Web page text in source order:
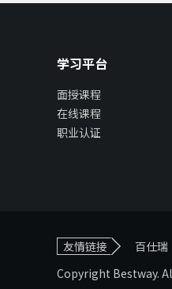
学习平台
面授课程
在线课程
职业认证
友情链接 百仕瑞
Copyright Bestway.